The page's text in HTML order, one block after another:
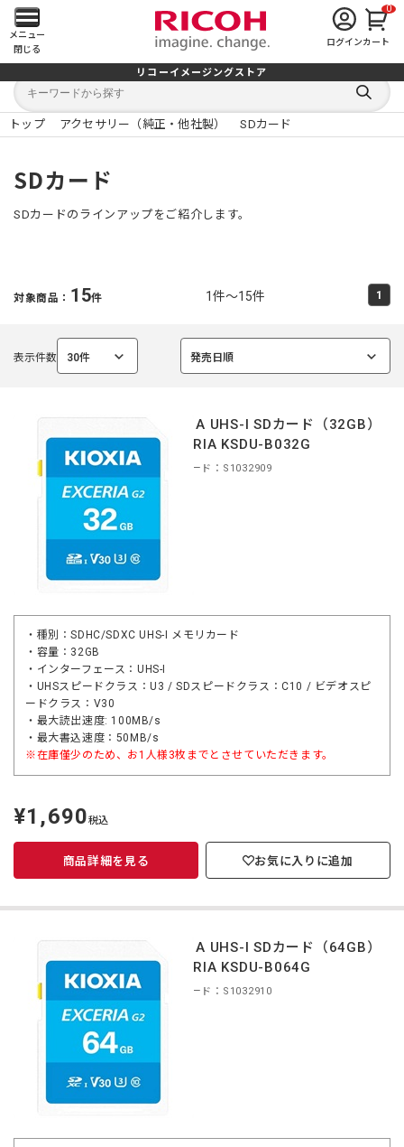
メ
イ
ン
メ
ニ
ュ
を
く
メニュー
閉じる
ログイン
0
カート
リコーイメージングストア
キ
ワ
ー
キ
検
索
る
トップ アクセサリー（純正・他社製） SDカード
SDカード
SDカードのラインアップをご紹介します。
対象商品： 15件 1件～15件 1
表示件数 30件
選
発売日順
選
KIOXIA UHS-I SDカード（32GB）
EXCERIA KSDU-B032G
商品コード：S1032909
・種別：SDHC/SDXC UHS-I メモリカード
・容量：32GB
・インターフェース：UHS-I
・UHSスピードクラス：U3 / SDスピードクラス：C10 / ビデオスピ
ードクラス：V30
・最大読出速度: 100MB/s
・最大書込速度：50MB/s
※在庫僅少のため、お1人様3枚までとさせていただきます。
定
価
¥1,690税込
商品詳細を見る お気に入りに追加
KIOXIA UHS-I SDカード（64GB）
EXCERIA KSDU-B064G
商品コード：S1032910